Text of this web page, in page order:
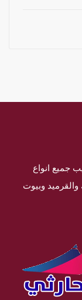
جميع انواع
والقرميد وبيوت